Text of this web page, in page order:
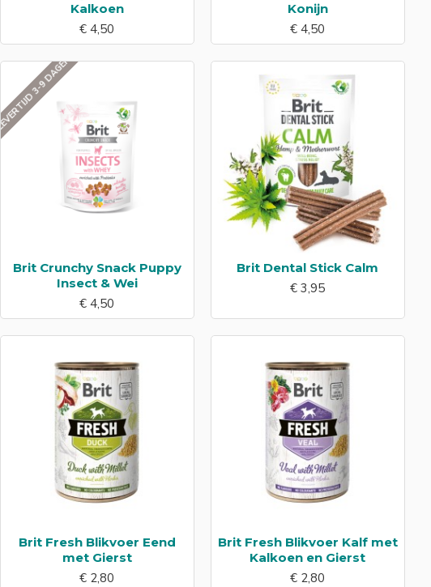
Kalkoen
€ 4,50
Konijn
€ 4,50
LEVERTIJD 3-9 DAGEN
Brit Crunchy Snack Puppy
Insect & Wei
€ 4,50
Brit Dental Stick Calm
€ 3,95
Brit Fresh Blikvoer Eend
met Gierst
€ 2,80
Brit Fresh Blikvoer Kalf met
Kalkoen en Gierst
€ 2,80